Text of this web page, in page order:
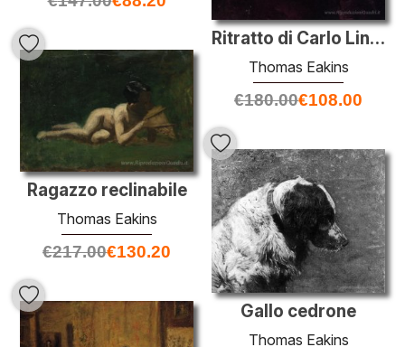
Ritratto di Carlo Linford, l'Artista
Thomas Eakins
€180.00€108.00
Ragazzo reclinabile
Thomas Eakins
€217.00€130.20
Gallo cedrone
Thomas Eakins